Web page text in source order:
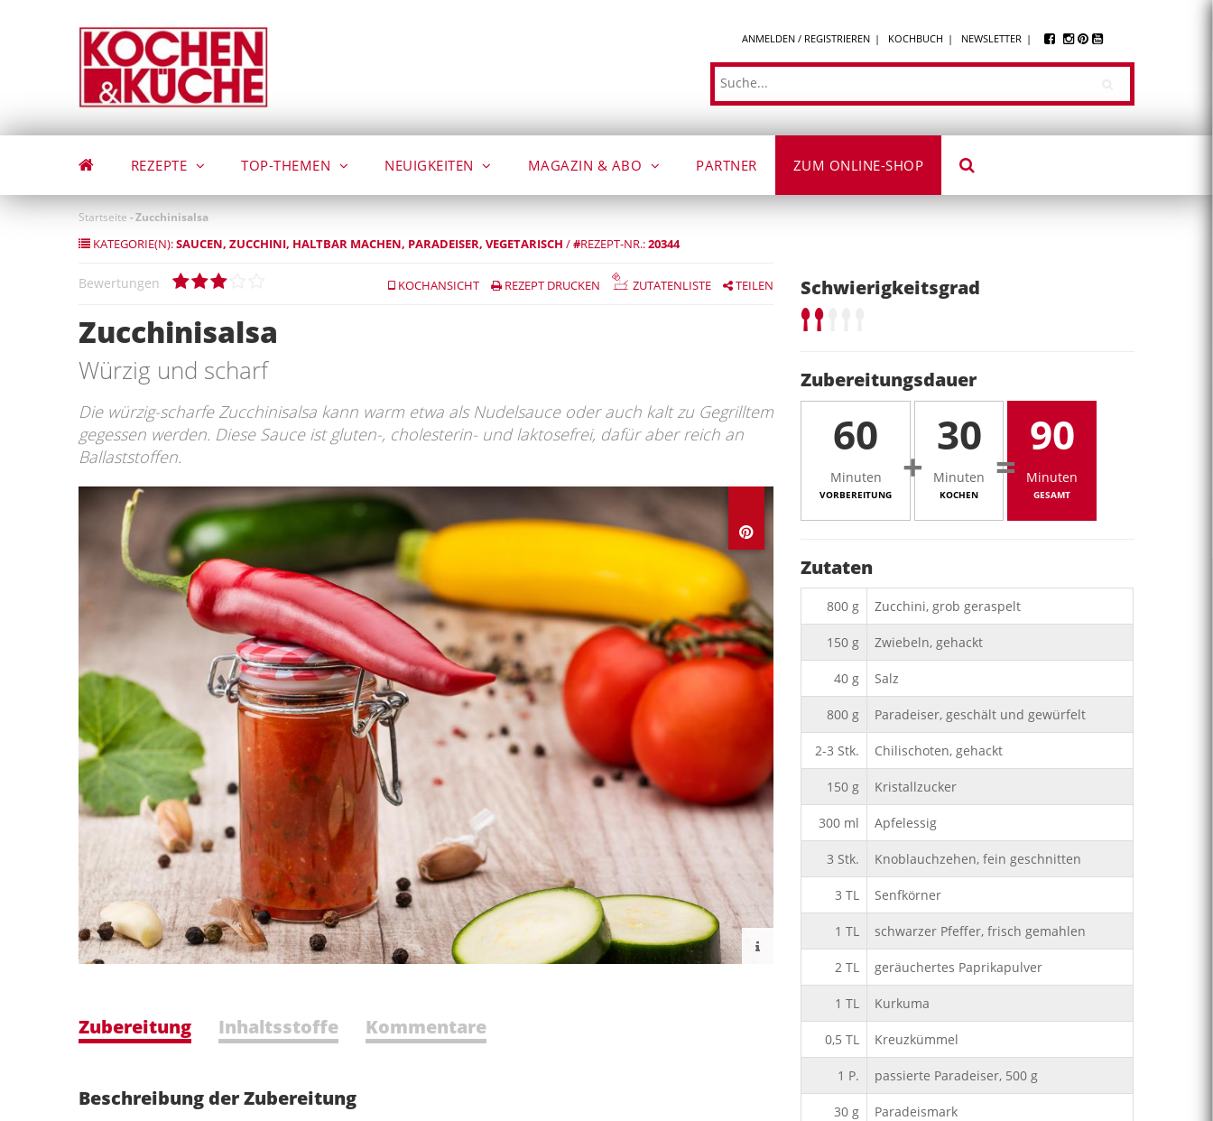
ANMELDEN / REGISTRIEREN KOCHBUCH NEWSLETTER
Suche
REZEPTE TOP-THEMEN NEUIGKEITEN MAGAZIN & ABO PARTNER ZUM ONLINE-SHOP
Startseite -Zucchinisalsa
KATEGORIE(N):SAUCEN ZUCCHINI HALTBAR MACHEN PARADEISER VEGETARISCH /#REZEPT-NR.:20344
Bewertungen KOCHANSICHT REZEPT DRUCKEN ZUTATENLISTE TEILEN
Zucchinisalsa
Würzig und scharf
Die würzig-scharfe Zucchinisalsa kann warm etwa als Nudelsauce oder auch kalt zu Gegrilltem
gegessen werden. Diese Sauce ist gluten-, cholesterin- und laktosefrei, dafür aber reich an
Ballaststoffen.
Zubereitung Inhaltsstoffe Kommentare
Beschreibung der Zubereitung
Schwierigkeitsgrad
Zubereitungsdauer
60
Minuten
VORBEREITUNG
+
30
Minuten
KOCHEN
=
90
Minuten
GESAMT
Zutaten
800 g Zucchini, grob geraspelt
150 g Zwiebeln, gehackt
40 g Salz
800 g Paradeiser, geschält und gewürfelt
2-3 Stk. Chilischoten, gehackt
150 g Kristallzucker
300 ml Apfelessig
3 Stk. Knoblauchzehen, fein geschnitten
3 TL Senfkörner
1 TL schwarzer Pfeffer, frisch gemahlen
2 TL geräuchertes Paprikapulver
1 TL Kurkuma
0,5 TL Kreuzkümmel
1 P. passierte Paradeiser, 500 g
30 g Paradeismark